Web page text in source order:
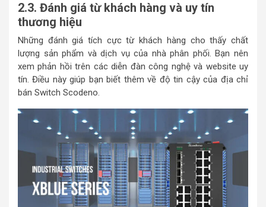
2.3. Đánh giá từ khách hàng và uy tín
thương hiệu
Những đánh giá tích cực từ khách hàng cho thấy chất
lượng sản phẩm và dịch vụ của nhà phân phối. Bạn nên
xem phản hồi trên các diễn đàn công nghệ và website uy
tín. Điều này giúp bạn biết thêm về độ tin cậy của địa chỉ
bán Switch Scodeno.